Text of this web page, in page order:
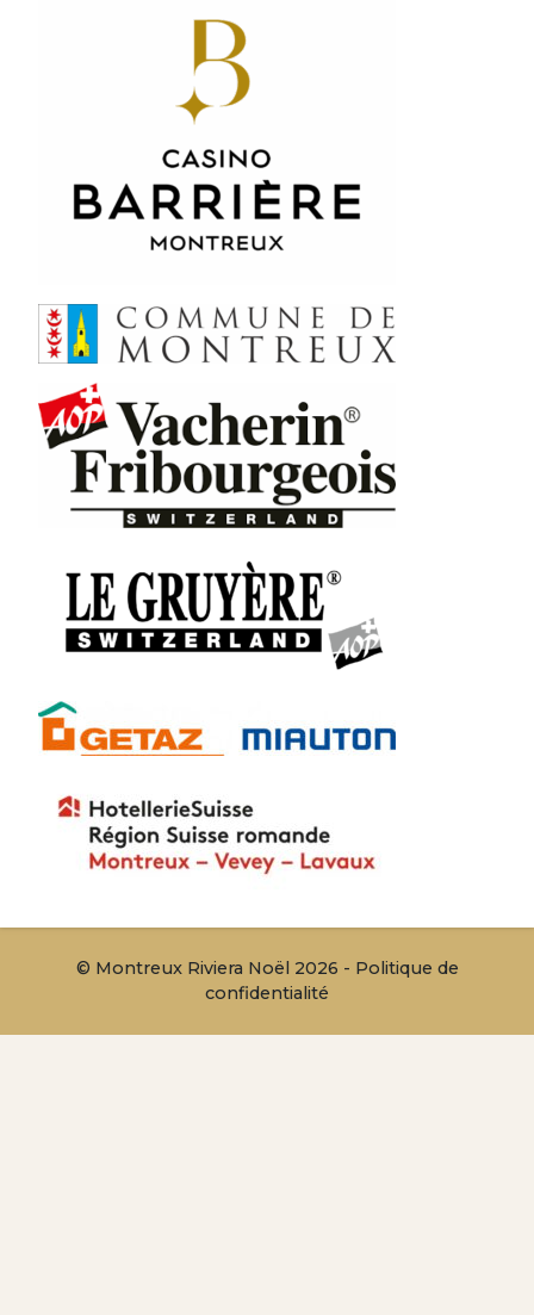
© Montreux Riviera Noël 2026 - Politique de
confidentialité